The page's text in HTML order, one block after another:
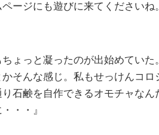
ージにも遊びに来てくださいね
ちょっと凝ったのが出始めていた
そんな感じ。私もせっけんコロ
石鹸を自作できるオモチャなん
・・』